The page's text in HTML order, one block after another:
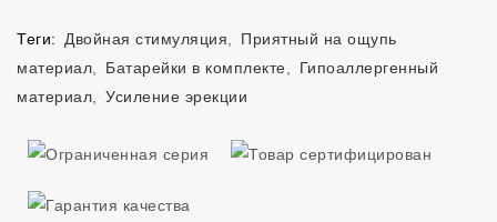
Теги: Двойная стимуляция
Приятный на ощупь
материал
Батарейки в комплекте
Гипоаллергенный
материал
Усиление эрекции